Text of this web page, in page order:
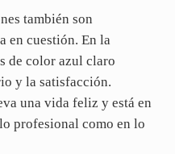
también son
en cuestión. En la
de color azul claro
y la satisfacción.
una vida feliz y está en
profesional como en lo